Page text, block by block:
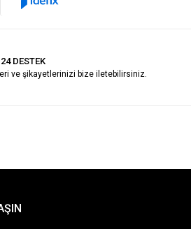
DESTEK
ve şikayetlerinizi bize iletebilirsiniz.